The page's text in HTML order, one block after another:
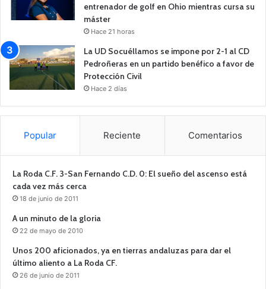
entrenador de golf en Ohio mientras cursa su
máster
Hace 21 horas
La UD Socuéllamos se impone por 2-1 al CD
Pedroñeras en un partido benéfico a favor de
Protección Civil
Hace 2 días
Popular Reciente Comentarios
La Roda C.F. 3-San Fernando C.D. 0: El sueño del ascenso está
cada vez más cerca
18 de junio de 2011
A un minuto de la gloria
22 de mayo de 2010
Unos 200 aficionados, ya en tierras andaluzas para dar el
último aliento a La Roda CF.
26 de junio de 2011